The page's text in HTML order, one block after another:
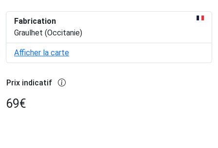
Fabrication
Graulhet (Occitanie)
Afficher la carte
Prix indicatif
69€